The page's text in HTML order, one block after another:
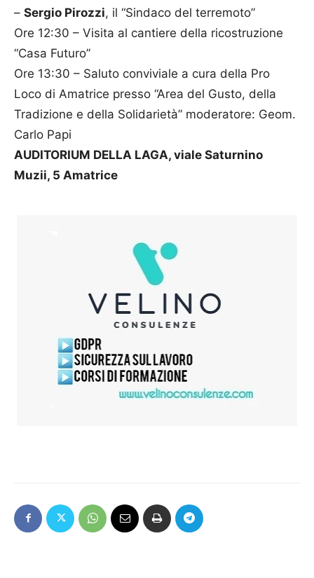
– Sergio Pirozzi, il “Sindaco del terremoto”
Ore 12:30 – Visita al cantiere della ricostruzione
“Casa Futuro”
Ore 13:30 – Saluto conviviale a cura della Pro
Loco di Amatrice presso “Area del Gusto, della
Tradizione e della Solidarietà” moderatore: Geom.
Carlo Papi
AUDITORIUM DELLA LAGA, viale Saturnino
Muzii, 5 Amatrice